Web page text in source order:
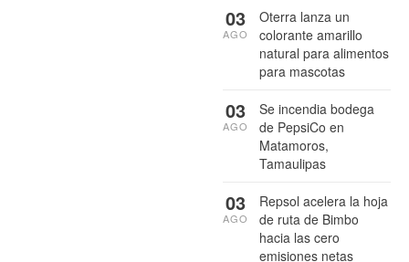
Oterra lanza un
colorante amarillo
natural para alimentos
para mascotas
03
AGO
Se incendia bodega
de PepsiCo en
Matamoros,
Tamaulipas
03
AGO
Repsol acelera la hoja
de ruta de Bimbo
hacia las cero
emisiones netas
03
AGO